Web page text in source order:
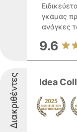
γκάμας
ανάγκες
9.6
Διακριθέντες Idea